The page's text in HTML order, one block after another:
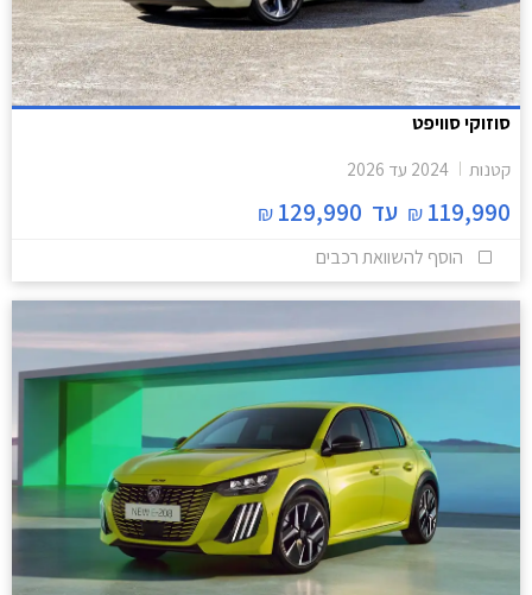
סוזוקי סוויפט
קטנות 2024 עד 2026
119,990
₪ עד 129,990
₪
הוסף להשוואת רכבים